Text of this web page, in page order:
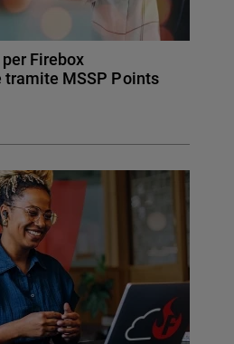
Firebox
MSSP Points